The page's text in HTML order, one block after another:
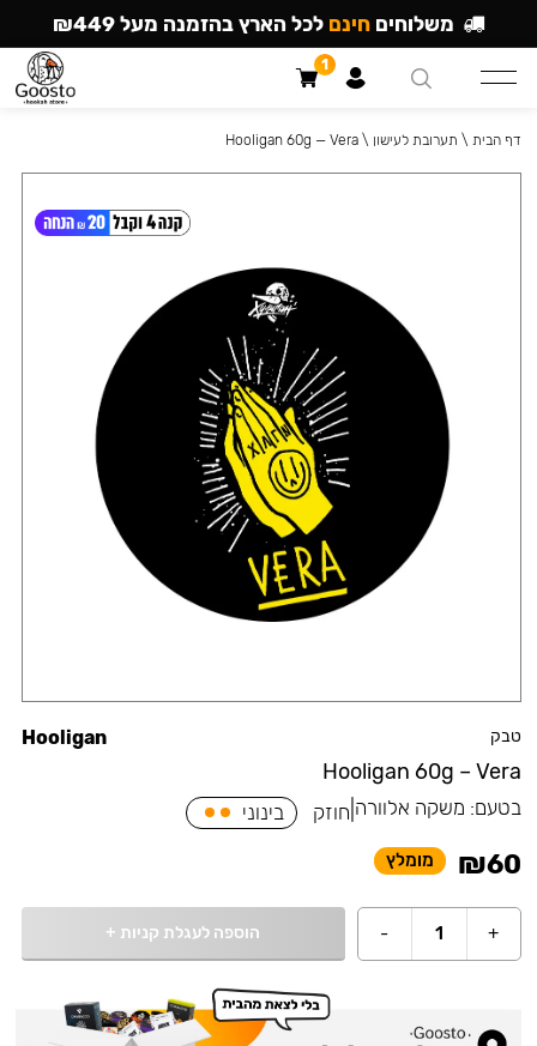
טבק
Hooligan 60g – Vera
Hooligan
בטעם: משקה אלוורה חוזק בינוני
₪60 מומלץ
+
1
- הוספה לעגלת קניות +
דף הבית \ תערובת לעישון \
Hooligan 60g — Vera
משלוחים חינם לכל הארץ בהזמנה מעל ₪449
1